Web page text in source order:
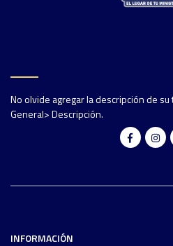
No olvide agregar la descripción de
General> Descripción.
INFORMACIÓN